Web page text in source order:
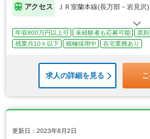
アクセス ＪＲ室蘭本線(長万部－岩見沢
年収800万円以上可 未経験者も応募可能
原
残業月10ｈ以下
積極採用中 在宅業務あり
求人の詳細を見る
更新日：2023年8月2日